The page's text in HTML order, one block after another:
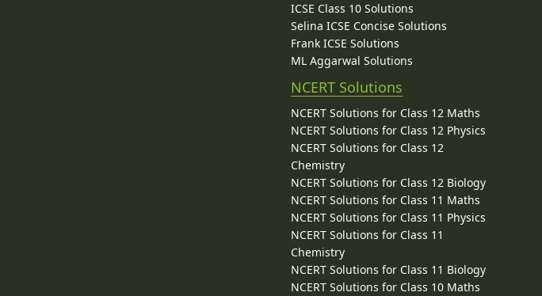
ICSE Class 10 Solutions
Selina ICSE Concise Solutions
Frank ICSE Solutions
ML Aggarwal Solutions
NCERT Solutions
NCERT Solutions for Class 12 Maths
NCERT Solutions for Class 12 Physics
NCERT Solutions for Class 12
Chemistry
NCERT Solutions for Class 12 Biology
NCERT Solutions for Class 11 Maths
NCERT Solutions for Class 11 Physics
NCERT Solutions for Class 11
Chemistry
NCERT Solutions for Class 11 Biology
NCERT Solutions for Class 10 Maths